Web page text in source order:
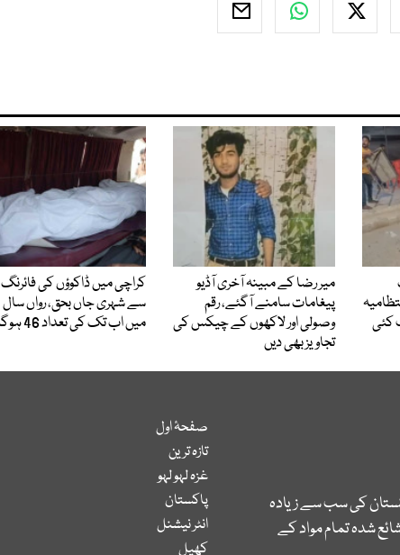
کئی
میر رضا کے مبینہ آخری آڈیو
پیغامات سامنے آگئے، رقم
وصولی اور لاکھوں کے چیکس کی
تجاویز بھی دیں
کراچی میں ڈاکوؤں کی فائرنگ
سے شہری جاں بحق، رواں سال
میں اب تک کی تعداد 46 ہوگئی
کی سب سے زیادہ
شدہ تمام مواد کے
صفحۂ اول
تازہ ترین
غزہ لہو لہو
پاکستان
انٹر نیشنل
کھیل